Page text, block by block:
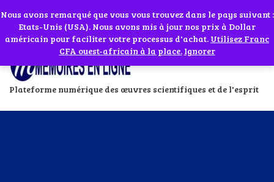
Abonnes toi à notre chaîne WhatsApp en cliquant sur l'icône en face
Plateforme numérique des œuvres scientifiques et de l'esprit
Si vous avez besoin d'assistance Contactez-nous par WhatsApp au
+229 01 95 33 60 26Ignorer
Nous avons remarqué que vous vous trouvez dans le pays suivant :
Etats-Unis (USA). Nous avons mis à jour nos prix à Dollar
américain pour faciliter votre processus d'achat. Utilisez Franc
CFA ouest-africain à la place. Ignorer